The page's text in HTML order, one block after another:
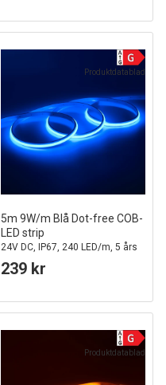
Produktdatablad
5m 9W/m Blå Dot-free COB-
LED strip
24V DC, IP67, 240 LED/m, 5 års
garanti
239 kr
Produktdatablad